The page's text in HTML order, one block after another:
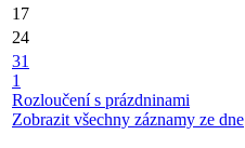
17
24
31
1
Rozloučení s prázdninami
Zobrazit všechny záznamy ze dne